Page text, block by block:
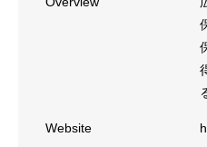
Website